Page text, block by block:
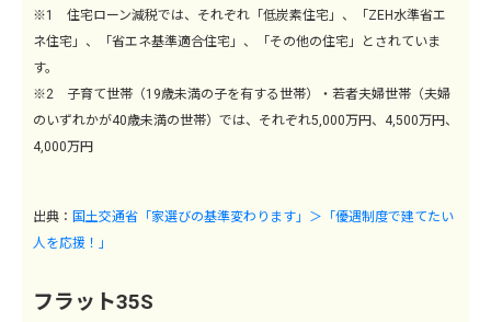
※1 住宅ローン減税では、それぞれ「低炭素住宅」、「ZEH水準省エ
ネ住宅」、「省エネ基準適合住宅」、「その他の住宅」とされていま
す。
※2 子育て世帯（19歳未満の子を有する世帯）・若者夫婦世帯（夫婦
のいずれかが40歳未満の世帯）では、それぞれ5,000万円、4,500万円、
4,000万円
出典： 国土交通省「家選びの基準変わります」＞「優遇制度で建てたい
人を応援！」
フラット35S